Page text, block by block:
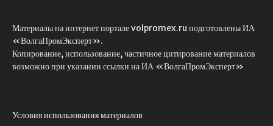
Материалы на интернет портале volpromex.ru подготовлены ИА
«ВолгаПромЭксперт».
Копирование, использование, частичное цитирование материалов
возможно при указании ссылки на ИА «ВолгаПромЭксперт»
Условия использования материалов